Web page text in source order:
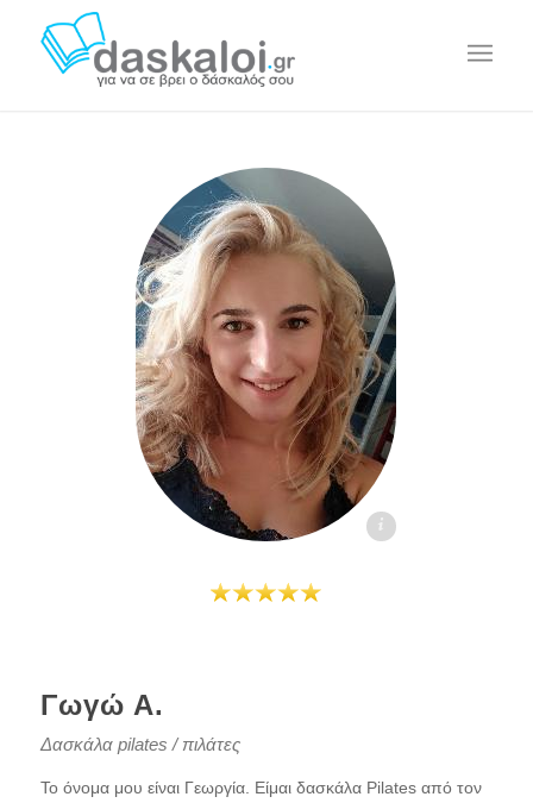
Γεωργία Α. daskaloi.gr
Γωγώ Α.
Δασκάλα pilates / πιλάτες
Το όνομα μου είναι Γεωργία. Είμαι δασκάλα Pilates από τον